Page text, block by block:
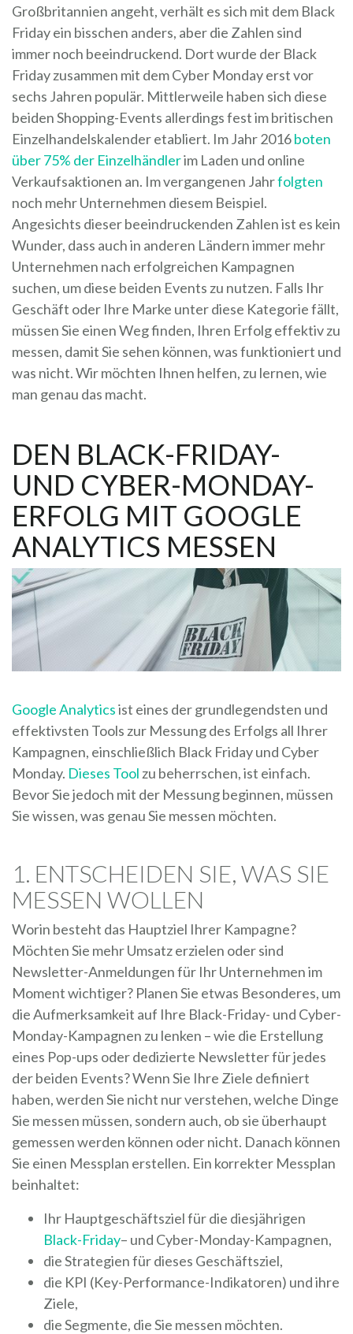
Großbritannien angeht, verhält es sich mit dem Black
Friday ein bisschen anders, aber die Zahlen sind
immer noch beeindruckend. Dort wurde der Black
Friday zusammen mit dem Cyber Monday erst vor
sechs Jahren populär. Mittlerweile haben sich diese
beiden Shopping-Events allerdings fest im britischen
Einzelhandelskalender etabliert. Im Jahr 2016boten
über 75% der Einzelhändlerim Laden und online
Verkaufsaktionen an. Im vergangenen Jahrfolgten
noch mehr Unternehmen diesem Beispiel.
Angesichts dieser beeindruckenden Zahlen ist es kein
Wunder, dass auch in anderen Ländern immer mehr
Unternehmen nach erfolgreichen Kampagnen
suchen, um diese beiden Events zu nutzen. Falls Ihr
Geschäft oder Ihre Marke unter diese Kategorie fällt,
müssen Sie einen Weg finden, Ihren Erfolg effektiv zu
messen, damit Sie sehen können, was funktioniert und
was nicht. Wir möchten Ihnen helfen, zu lernen, wie
man genau das macht.
DEN BLACK-FRIDAY-
UND CYBER-MONDAY-
ERFOLG MIT GOOGLE
ANALYTICS MESSEN
Google Analyticsist eines der grundlegendsten und
effektivsten Tools zur Messung des Erfolgs all Ihrer
Kampagnen, einschließlich Black Friday und Cyber
Monday. Dieses Tool zu beherrschen, ist einfach.
Bevor Sie jedoch mit der Messung beginnen, müssen
Sie wissen, was genau Sie messen möchten.
1. ENTSCHEIDEN SIE, WAS SIE
MESSEN WOLLEN
Worin besteht das Hauptziel Ihrer Kampagne?
Möchten Sie mehr Umsatz erzielen oder sind
Newsletter-Anmeldungen für Ihr Unternehmen im
Moment wichtiger? Planen Sie etwas Besonderes, um
die Aufmerksamkeit auf Ihre Black-Friday- und Cyber-
Monday-Kampagnen zu lenken – wie die Erstellung
eines Pop-ups oder dedizierte Newsletter für jedes
der beiden Events? Wenn Sie Ihre Ziele definiert
haben, werden Sie nicht nur verstehen, welche Dinge
Sie messen müssen, sondern auch, ob sie überhaupt
gemessen werden können oder nicht. Danach können
Sie einen Messplan erstellen. Ein korrekter Messplan
beinhaltet:
Ihr Hauptgeschäftsziel für die diesjährigen
Black-Friday– und Cyber-Monday-Kampagnen,
die Strategien für dieses Geschäftsziel,
die KPI (Key-Performance-Indikatoren) und ihre
Ziele,
die Segmente, die Sie messen möchten.